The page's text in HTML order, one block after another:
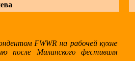
FWWR на рабочей кухне
после Миланского фестиваля